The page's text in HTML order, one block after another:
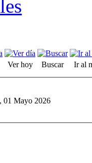
Ver hoy Buscar
Ir al
01 Mayo 2026